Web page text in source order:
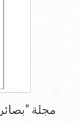
مجلة "بصائر